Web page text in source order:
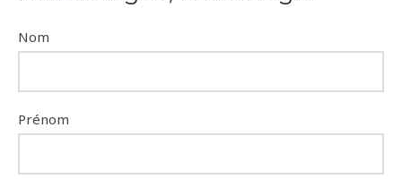
Nom
Prénom